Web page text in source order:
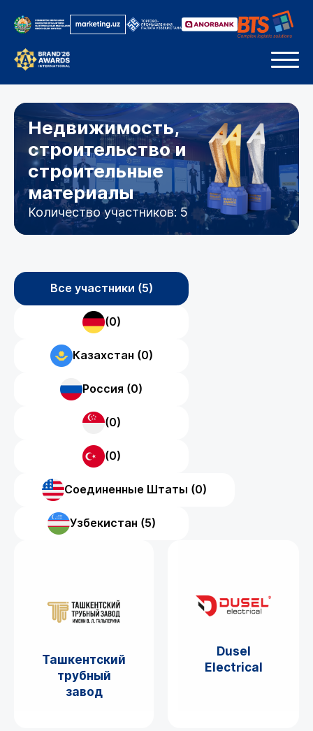
Недвижимость,
строительство и
строительные
материалы
Количество участников: 5
Все участники (5)
(0)
Казахстан (0)
Россия (0)
(0)
(0)
Соединенные Штаты (0)
Узбекистан (5)
Ташкентский
трубный
завод
Dusel
Electrical